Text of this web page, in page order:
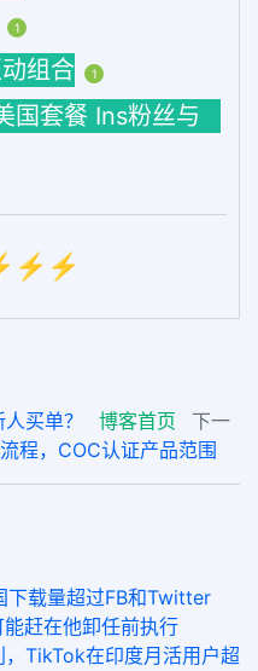
1
组合 1
国套餐 Ins粉丝与
买单？ 博客首页
下一
程，COC认证产品范围
下载量超过FB和Twitter
赶在他卸任前执行
TikTok在印度月活用户超